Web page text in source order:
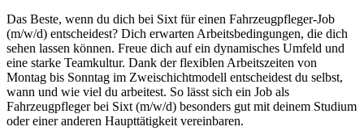
Das Beste, wenn du dich bei Sixt für einen Fahrzeugpfleger-Job
(m/w/d) entscheidest? Dich erwarten Arbeitsbedingungen, die dich
sehen lassen können. Freue dich auf ein dynamisches Umfeld und
eine starke Teamkultur. Dank der flexiblen Arbeitszeiten von
Montag bis Sonntag im Zweischichtmodell entscheidest du selbst,
wann und wie viel du arbeitest. So lässt sich ein Job als
Fahrzeugpfleger bei Sixt (m/w/d) besonders gut mit deinem Studium
oder einer anderen Haupttätigkeit vereinbaren.